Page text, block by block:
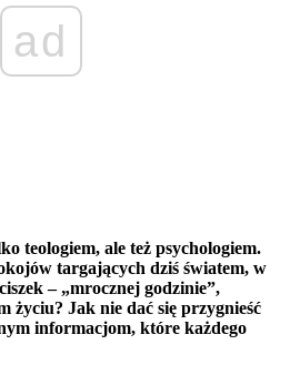
ad
teologiem, ale też psychologiem.
targających dziś światem, w
– „mrocznej godzinie”,
życiu? Jak nie dać się przygnieść
informacjom, które każdego